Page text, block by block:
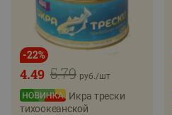
-22%
5.79
4.49 руб./шт
Икра трески
тихоокеанской